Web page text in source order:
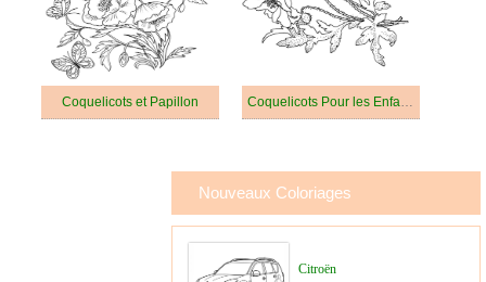
Coquelicots et Papillon Coquelicots Pour les Enfants
Nouveaux Coloriages
Citroën